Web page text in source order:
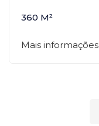
360 M²
Mais informações